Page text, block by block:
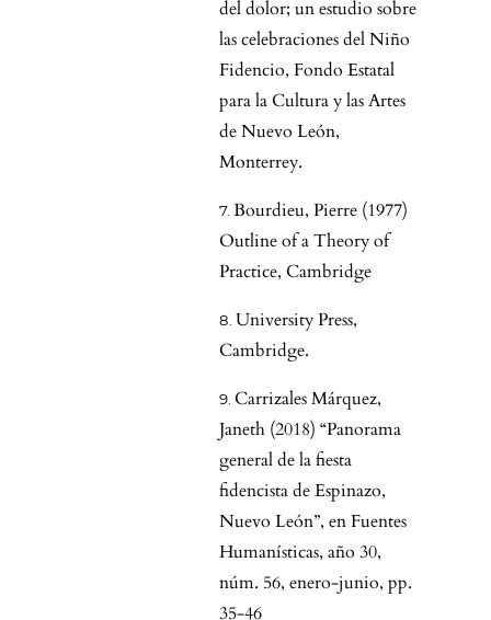
del dolor; un estudio sobre
las celebraciones del Niño
Fidencio, Fondo Estatal
para la Cultura y las Artes
de Nuevo León,
Monterrey.
Bourdieu, Pierre (1977)
Outline of a Theory of
Practice, Cambridge
University Press,
Cambridge.
Carrizales Márquez,
Janeth (2018) “Panorama
general de la fiesta
fidencista de Espinazo,
Nuevo León”, en Fuentes
Humanísticas, año 30,
núm. 56, enero-junio, pp.
35-46